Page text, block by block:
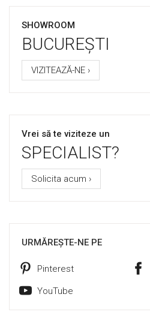
SHOWROOM
BUCUREȘTI
VIZITEAZĂ-NE ›
Vrei să te viziteze un
SPECIALIST?
Solicita acum ›
URMĂREȘTE-NE PE
Pinterest
YouTube